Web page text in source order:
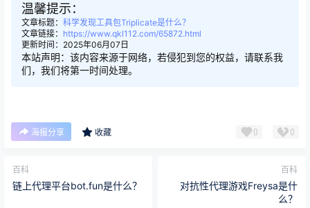
温馨提示：
文章标题： 科学发现工具包Triplicate是什么？
文章链接： https://www.qkl112.com/65872.html
更新时间：2025年06月07日
本站声明：该内容来源于网络，若侵犯到您的权益，请联系我
们，我们将第一时间处理。
海报分享 收藏 0 0
百科
链上代理平台bot.fun是什么？
百科
对抗性代理游戏Freysa是什
么？